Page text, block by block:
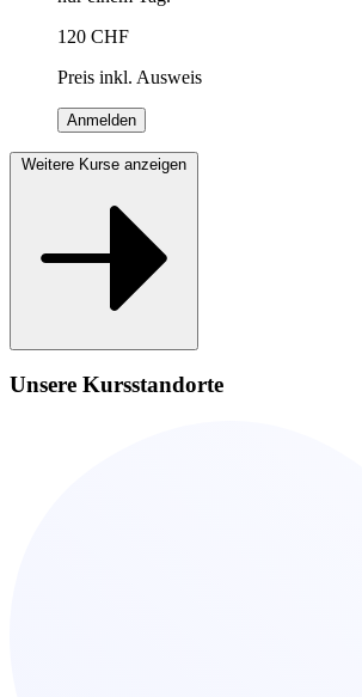
120 CHF
Preis inkl. Ausweis
Anmelden
Weitere Kurse anzeigen
Unsere Kursstandorte